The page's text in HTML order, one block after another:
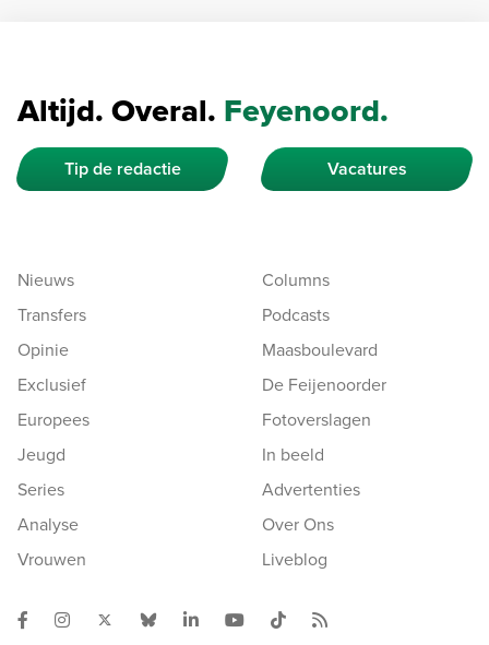
Altijd. Overal. Feyenoord.
Tip de redactie Vacatures
Nieuws
Transfers
Opinie
Exclusief
Europees
Jeugd
Series
Analyse
Vrouwen
Columns
Podcasts
Maasboulevard
De Feijenoorder
Fotoverslagen
In beeld
Advertenties
Over Ons
Liveblog